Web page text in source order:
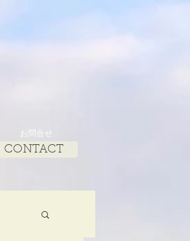
お問合せ
CONTACT